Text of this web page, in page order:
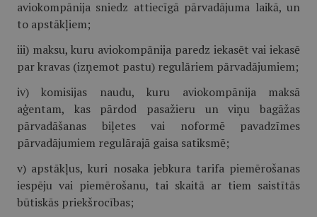
aviokompānija sniedz attiecīgā pārvadājuma laikā, un
to apstākļiem;
iii) maksu, kuru aviokompānija paredz iekasēt vai iekasē
par kravas (izņemot pastu) regulāriem pārvadājumiem;
iv) komisijas naudu, kuru aviokompānija maksā
aģentam, kas pārdod pasažieru un viņu bagāžas
pārvadāšanas biļetes vai noformē pavadzīmes
pārvadājumiem regulārajā gaisa satiksmē;
v) apstākļus, kuri nosaka jebkura tarifa piemērošanas
iespēju vai piemērošanu, tai skaitā ar tiem saistītās
būtiskās priekšrocības;